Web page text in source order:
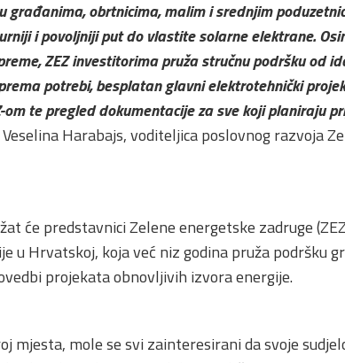
građanima, obrtnicima, malim i srednjim
i povoljniji put do vlastite solarne elektrane.
ZEZ investitorima pruža stručnu podršku od
potrebi, besplatan glavni elektrotehnički
te pregled dokumentacije za sve koji planiraju
Harabajs, voditeljica poslovnog razvoja
će predstavnici Zelene energetske zadruge
u Hrvatskoj, koja već niz godina pruža podršku
projekata obnovljivih izvora energije.
mjesta, mole se svi zainteresirani da svoje